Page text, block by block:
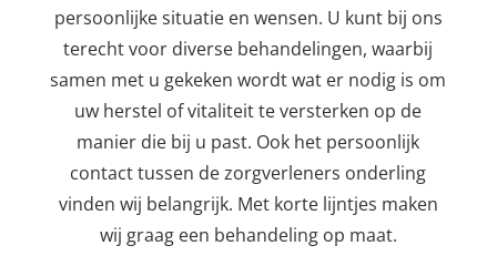
persoonlijke situatie en wensen. U kunt bij ons
terecht voor diverse behandelingen, waarbij
samen met u gekeken wordt wat er nodig is om
uw herstel of vitaliteit te versterken op de
manier die bij u past. Ook het persoonlijk
contact tussen de zorgverleners onderling
vinden wij belangrijk. Met korte lijntjes maken
wij graag een behandeling op maat.